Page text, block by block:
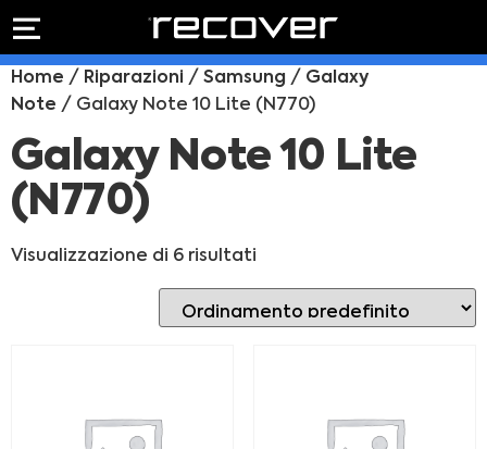
Preventivo online
PREVENTIVO RIPARAZIONE
ACQUISTA IPHONE
RIVENDITORI B2B
PREVENTIVO
Preventivo
RIPARAZIONE
IPHONE
Riparazione
schermo
Home / Riparazioni / Samsung / Galaxy
Note / Galaxy Note 10 Lite (N770)
Galaxy Note 10 Lite
(N770)
Visualizzazione di 6 risultati